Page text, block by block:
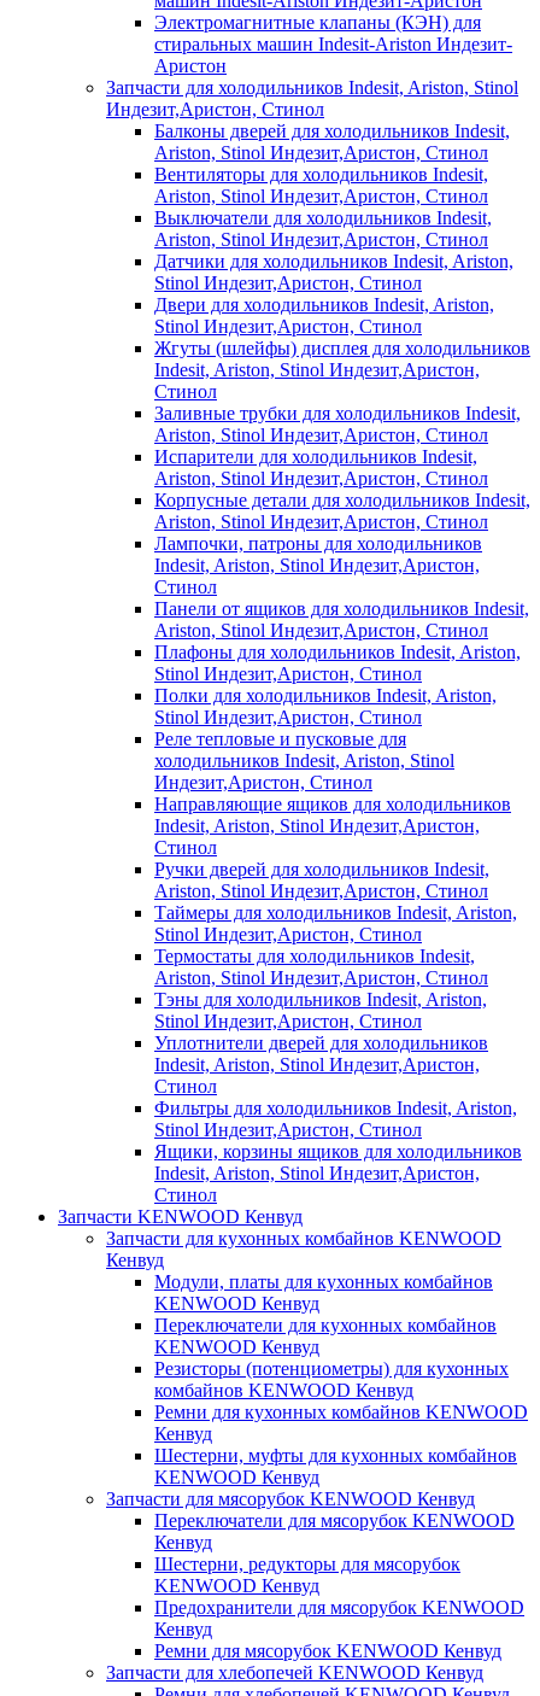
Электромагнитные клапаны (КЭН) для
стиральных машин Indesit-Ariston Индезит-
Аристон
Запчасти для холодильников Indesit, Ariston, Stinol
Индезит,Аристон, Стинол
Балконы дверей для холодильников Indesit,
Ariston, Stinol Индезит,Аристон, Стинол
Вентиляторы для холодильников Indesit,
Ariston, Stinol Индезит,Аристон, Стинол
Выключатели для холодильников Indesit,
Ariston, Stinol Индезит,Аристон, Стинол
Датчики для холодильников Indesit, Ariston,
Stinol Индезит,Аристон, Стинол
Двери для холодильников Indesit, Ariston,
Stinol Индезит,Аристон, Стинол
Жгуты (шлейфы) дисплея для холодильников
Indesit, Ariston, Stinol Индезит,Аристон,
Стинол
Заливные трубки для холодильников Indesit,
Ariston, Stinol Индезит,Аристон, Стинол
Испарители для холодильников Indesit,
Ariston, Stinol Индезит,Аристон, Стинол
Корпусные детали для холодильников Indesit,
Ariston, Stinol Индезит,Аристон, Стинол
Лампочки, патроны для холодильников
Indesit, Ariston, Stinol Индезит,Аристон,
Стинол
Панели от ящиков для холодильников Indesit,
Ariston, Stinol Индезит,Аристон, Стинол
Плафоны для холодильников Indesit, Ariston,
Stinol Индезит,Аристон, Стинол
Полки для холодильников Indesit, Ariston,
Stinol Индезит,Аристон, Стинол
Реле тепловые и пусковые для
холодильников Indesit, Ariston, Stinol
Индезит,Аристон, Стинол
Направляющие ящиков для холодильников
Indesit, Ariston, Stinol Индезит,Аристон,
Стинол
Ручки дверей для холодильников Indesit,
Ariston, Stinol Индезит,Аристон, Стинол
Таймеры для холодильников Indesit, Ariston,
Stinol Индезит,Аристон, Стинол
Термостаты для холодильников Indesit,
Ariston, Stinol Индезит,Аристон, Стинол
Тэны для холодильников Indesit, Ariston,
Stinol Индезит,Аристон, Стинол
Уплотнители дверей для холодильников
Indesit, Ariston, Stinol Индезит,Аристон,
Стинол
Фильтры для холодильников Indesit, Ariston,
Stinol Индезит,Аристон, Стинол
Ящики, корзины ящиков для холодильников
Indesit, Ariston, Stinol Индезит,Аристон,
Стинол
Запчасти KENWOOD Кенвуд
Запчасти для кухонных комбайнов KENWOOD
Кенвуд
Модули, платы для кухонных комбайнов
KENWOOD Кенвуд
Переключатели для кухонных комбайнов
KENWOOD Кенвуд
Резисторы (потенциометры) для кухонных
комбайнов KENWOOD Кенвуд
Ремни для кухонных комбайнов KENWOOD
Кенвуд
Шестерни, муфты для кухонных комбайнов
KENWOOD Кенвуд
Запчасти для мясорубок KENWOOD Кенвуд
Переключатели для мясорубок KENWOOD
Кенвуд
Шестерни, редукторы для мясорубок
KENWOOD Кенвуд
Предохранители для мясорубок KENWOOD
Кенвуд
Ремни для мясорубок KENWOOD Кенвуд
Запчасти для хлебопечей KENWOOD Кенвуд